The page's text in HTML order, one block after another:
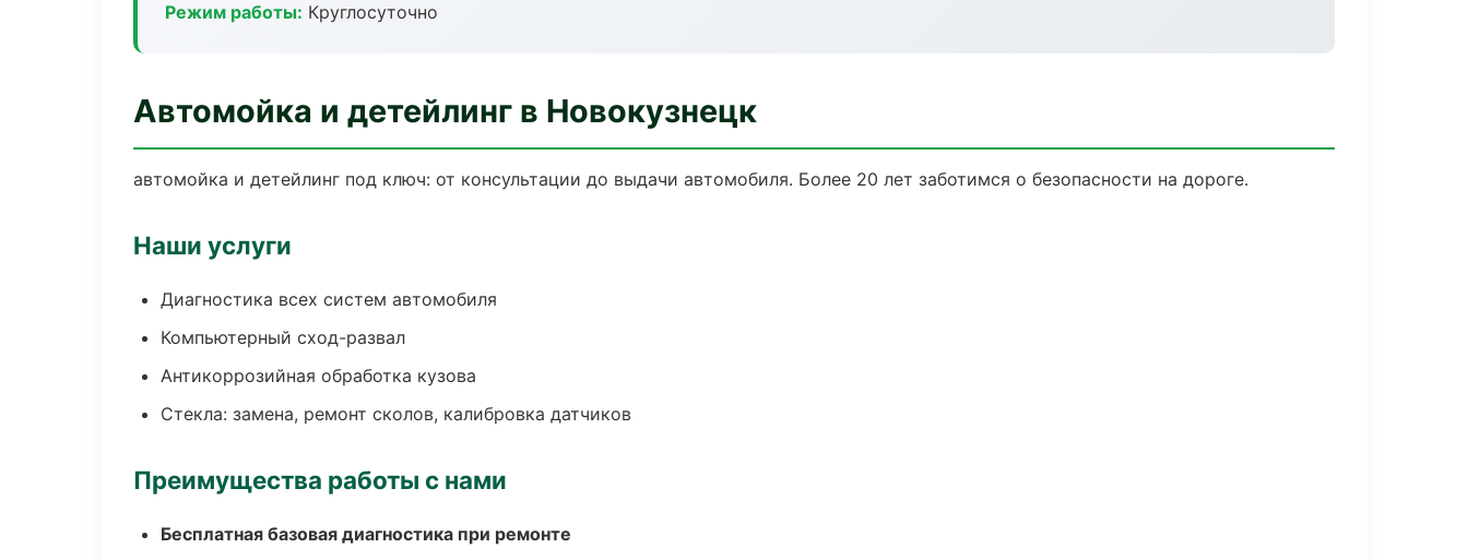
Режим работы: Круглосуточно
Автомойка и детейлинг в Новокузнецк
автомойка и детейлинг под ключ: от консультации до выдачи автомобиля. Более 20 лет заботимся о безопасности на дороге.
Наши услуги
Диагностика всех систем автомобиля
Компьютерный сход-развал
Антикоррозийная обработка кузова
Стекла: замена, ремонт сколов, калибровка датчиков
Преимущества работы с нами
Бесплатная базовая диагностика при ремонте